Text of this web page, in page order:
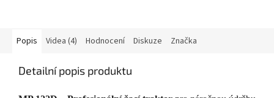
Popis Videa (4) Hodnocení Diskuze Značka
Detailní popis produktu